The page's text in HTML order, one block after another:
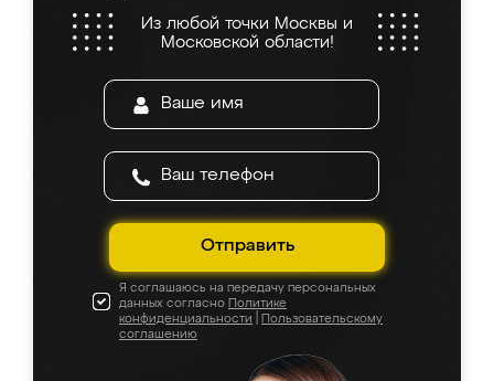
Из любой точки Москвы и
Московской области!
Отправить
Я соглашаюсь на передачу персональных
данных согласно Политике
конфиденциальности
Пользовательскому
соглашению